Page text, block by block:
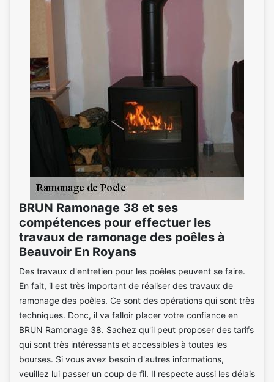
BRUN Ramonage 38 et ses
compétences pour effectuer les
travaux de ramonage des poêles à
Beauvoir En Royans
Des travaux d'entretien pour les poêles peuvent se faire.
En fait, il est très important de réaliser des travaux de
ramonage des poêles. Ce sont des opérations qui sont très
techniques. Donc, il va falloir placer votre confiance en
BRUN Ramonage 38. Sachez qu'il peut proposer des tarifs
qui sont très intéressants et accessibles à toutes les
bourses. Si vous avez besoin d'autres informations,
veuillez lui passer un coup de fil. Il respecte aussi les délais